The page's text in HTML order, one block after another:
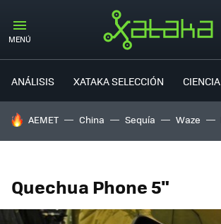
MENÚ
ANÁLISIS XATAKA SELECCIÓN CIENCIA
HOY SE HABLA DE
AEMET China Sequía Waze
Quechua Phone 5"